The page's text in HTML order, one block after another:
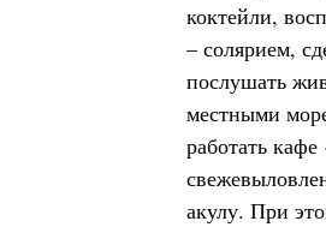
коктейли,
– солярием,
послушать
местными
работать
акулу. При